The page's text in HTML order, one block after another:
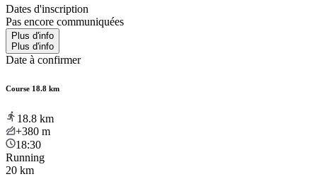
Dates d'inscription
Pas encore communiquées
Plus d'info
Plus d'info
Date à confirmer
Course 18.8 km
18.8 km
+380 m
18:30
Running
20 km